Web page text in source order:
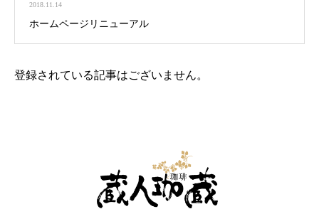
2018.11.14
ホームページリニューアル
登録されている記事はございません。